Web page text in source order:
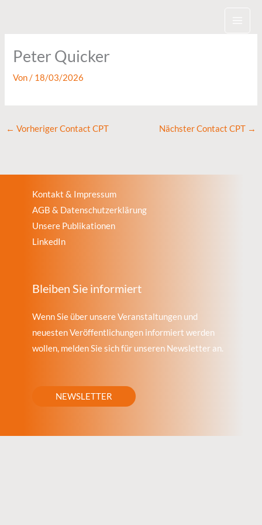
Peter Quicker
Von/ 18/03/2026
← Vorheriger Contact CPT Nächster Contact CPT →
Kontakt & Impressum
AGB & Datenschutzerklärung
Unsere Publikationen
LinkedIn
Bleiben Sie informiert
Wenn Sie über unsere Veranstaltungen und
neuesten Veröffentlichungen informiert werden
wollen, melden Sie sich für unseren Newsletter an.
NEWSLETTER